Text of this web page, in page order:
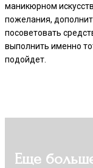
маникюрном
пожелания,
посоветовать
выполнить именно
подойдет.
Еще